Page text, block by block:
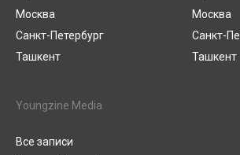
Москва
Санкт-Петербург
Ташкент
Москва
Санкт-
Ташкент
Youngzine Media
Все записи